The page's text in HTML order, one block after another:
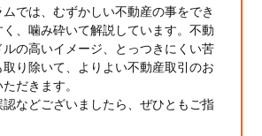
では、むずかしい不動産の事をでき
、噛み砕いて解説しています。不動
の高いイメージ、とっつきにくい苦
り除いて、よりよい不動産取引のお
だきます。
などございましたら、ぜひともご指